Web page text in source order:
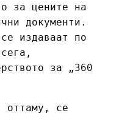
за цените на
документи.
издаваат по
за „360
оттаму, се